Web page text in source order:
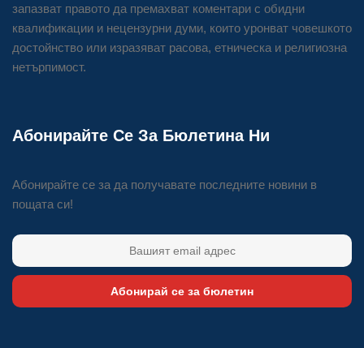
запазват правото да премахват коментари с обидни
квалификации и нецензурни думи, които уронват човешкото
достойнство или изразяват расова, етническа и религиозна
нетърпимост.
Абонирайте Се За Бюлетина Ни
Абонирайте се за да получавате последните новини в
пощата си!
Абонирай се за бюлетин